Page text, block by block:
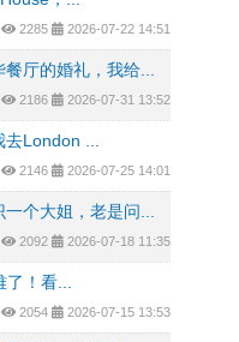
2285 2026-07-22 14:51
厅的婚礼，我给...
2186 2026-07-31 13:52
London ...
2146 2026-07-25 14:01
个大姐，老是问...
2092 2026-07-18 11:35
！看...
2054 2026-07-15 13:53